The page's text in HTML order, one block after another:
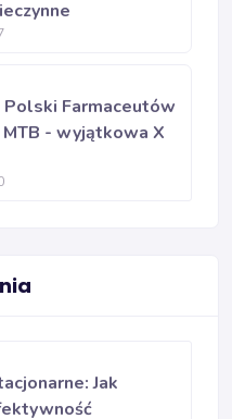
Farmaceutów
- wyjątkowa X
Jak